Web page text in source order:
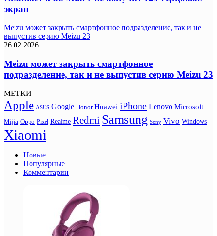
экран
Meizu может закрыть смартфонное подразделение, так и не
выпустив серию Meizu 23
26.02.2026
Meizu может закрыть смартфонное
подразделение, так и не выпустив серию Meizu 23
МЕТКИ
Apple ASUS Google Honor Huawei iPhone Lenovo Microsoft
Mijia Oppo Pixel Realme Redmi Samsung Sony Vivo Windows
Xiaomi
Новые
Популярные
Комментарии